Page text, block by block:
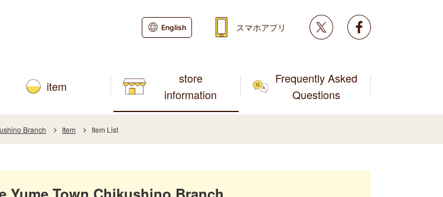
item
store
information
Frequently Asked
Questions
English スマホアプリ Twitter
Branch Item Item List